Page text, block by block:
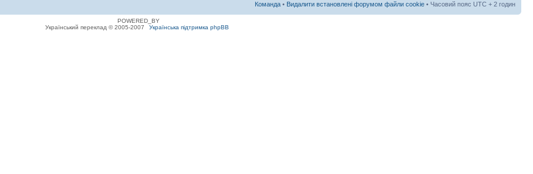
Команда • Видалити встановлені форумом файли cookie • Часовий пояс UTC + 2 годин
POWERED_BY
Український переклад © 2005-2007
Українська підтримка phpBB